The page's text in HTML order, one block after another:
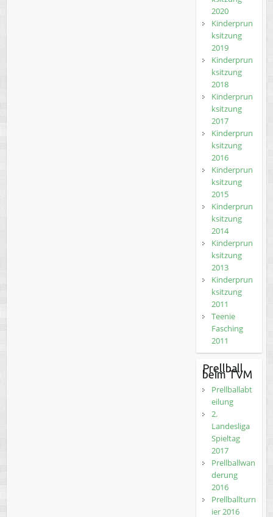
2020
Kinderprun
ksitzung
2019
Kinderprun
ksitzung
2018
Kinderprun
ksitzung
2017
Kinderprun
ksitzung
2016
Kinderprun
ksitzung
2015
Kinderprun
ksitzung
2014
Kinderprun
ksitzung
2013
Kinderprun
ksitzung
2011
Teenie
Fasching
2011
Prellball
beim TVM
Prellballabt
eilung
2.
Landesliga
Spieltag
2017
Prellballwan
derung
2016
Prellballturn
ier 2016